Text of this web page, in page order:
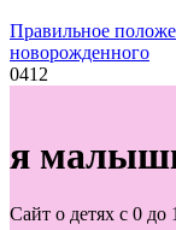
Правильное
новорожденного
0412
я
Сайт о детях с 0 до